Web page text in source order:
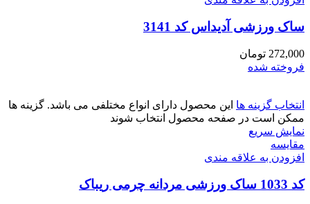
ساک ورزشی آدیداس کد 3141
272,000 تومان
فروخته شده
انتخاب گزینه ها این محصول دارای انواع مختلفی می باشد. گزینه ها
ممکن است در صفحه محصول انتخاب شوند
نمایش سریع
مقايسه
افزودن به علاقه مندی
کد 1033 ساک ورزشی مردانه چرمی ریباک